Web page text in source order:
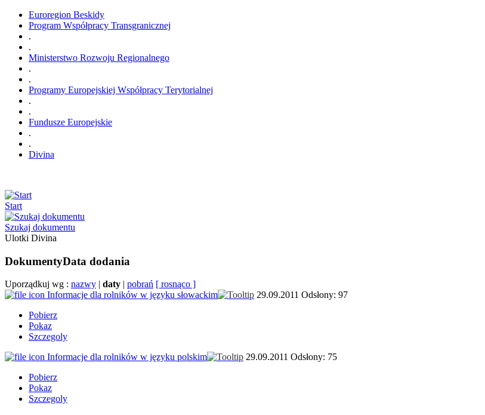
Euroregion Beskidy
Program Współpracy Transgranicznej
.
.
Ministerstwo Rozwoju Regionalnego
.
.
Programy Europejskiej Współpracy Terytorialnej
.
.
Fundusze Europejskie
.
.
Divina
Start
Szukaj dokumentu
Ulotki Divina
DokumentyData dodania
Uporządkuj wg : nazwy | daty | pobrań [ rosnąco ]
Informacje dla rolników w języku słowackim
29.09.2011 Odsłony: 97
Pobierz
Pokaz
Szczegoly
Informacje dla rolników w języku polskim
29.09.2011 Odsłony: 75
Pobierz
Pokaz
Szczegoly